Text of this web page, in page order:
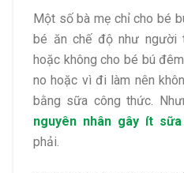
Một số bà mẹ chỉ cho bé
bé ăn chế độ như người
hoặc không cho bé bú
no hoặc vì đi làm nên
bằng sữa công thức.
nguyên nhân gây ít sữa
phải.